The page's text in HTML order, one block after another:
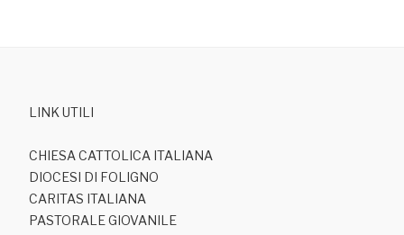
LINK UTILI
CHIESA CATTOLICA ITALIANA
DIOCESI DI FOLIGNO
CARITAS ITALIANA
PASTORALE GIOVANILE